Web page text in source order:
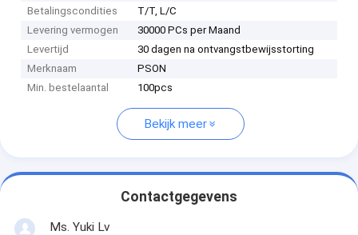
Betalingscondities
T/T, L/C
Levering vermogen
30000 PCs per Maand
Levertijd
30 dagen na ontvangstbewijsstorting
Merknaam
PSON
Min. bestelaantal
100pcs
Bekijk meer
Contactgegevens
Ms. Yuki Lv